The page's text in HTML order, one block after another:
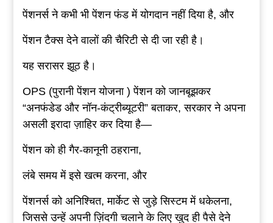
पेंशनर्स ने कभी भी पेंशन फंड में योगदान नहीं दिया है, और
पेंशन टैक्स देने वालों की चैरिटी से दी जा रही है।
यह सरासर झूठ है।
OPS (पुरानी पेंशन योजना ) पेंशन को जानबूझकर
“अनफंडेड और नॉन-कंट्रीब्यूटरी” बताकर, सरकार ने अपना
असली इरादा ज़ाहिर कर दिया है—
पेंशन को ही गैर-कानूनी ठहराना,
लंबे समय में इसे खत्म करना, और
पेंशनर्स को अनिश्चित, मार्केट से जुड़े सिस्टम में धकेलना,
जिससे उन्हें अपनी ज़िंदगी चलाने के लिए खुद ही पैसे देने